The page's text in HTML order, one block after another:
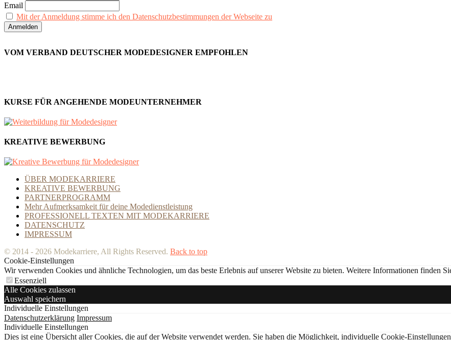
Email
Mit der Anmeldung stimme ich den Datenschutzbestimmungen der Webseite zu
VOM VERBAND DEUTSCHER MODEDESIGNER EMPFOHLEN
KURSE FÜR ANGEHENDE MODEUNTERNEHMER
KREATIVE BEWERBUNG
ÜBER MODEKARRIERE
KREATIVE BEWERBUNG
PARTNERPROGRAMM
Mehr Aufmerksamkeit für deine Modedienstleistung
PROFESSIONELL TEXTEN MIT MODEKARRIERE
DATENSCHUTZ
IMPRESSUM
© 2014 - 2026 Modekarriere, All Rights Reserved. Back to top
Cookie-Einstellungen
Wir verwenden Cookies und ähnliche Technologien, um das beste Erlebnis auf unserer Website zu bieten. Weitere Informationen finden
Essenziell
Alle Cookies zulassen
Auswahl speichern
Individuelle Einstellungen
Datenschutzerklärung Impressum
Individuelle Einstellungen
Dies ist eine Übersicht aller Cookies, die auf der Website verwendet werden. Sie haben die Möglichkeit, individuelle Cookie-